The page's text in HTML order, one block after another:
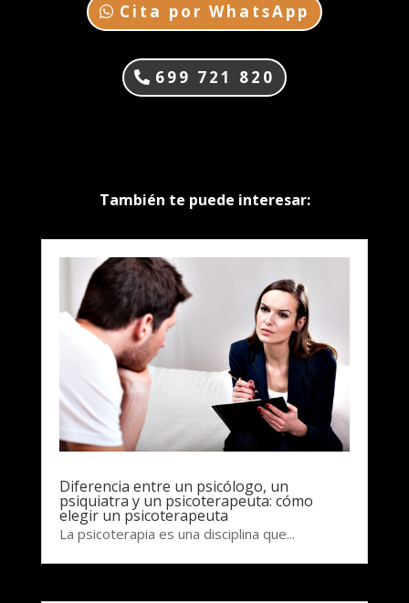
Cita por WhatsApp
699 721 820
También te puede interesar:
Diferencia entre un psicólogo, un
psiquiatra y un psicoterapeuta: cómo
elegir un psicoterapeuta
La psicoterapia es una disciplina que...